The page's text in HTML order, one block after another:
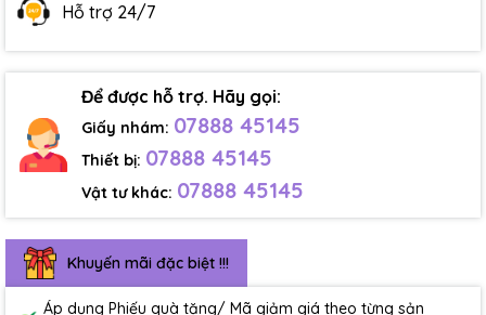
Hỗ trợ 24/7
Để được hỗ trợ. Hãy gọi:
Giấy nhám: 07888 45145
Thiết bị: 07888 45145
Vật tư khác: 07888 45145
Khuyến mãi đặc biệt !!!
Áp dụng Phiếu quà tặng/ Mã giảm giá theo từng sản